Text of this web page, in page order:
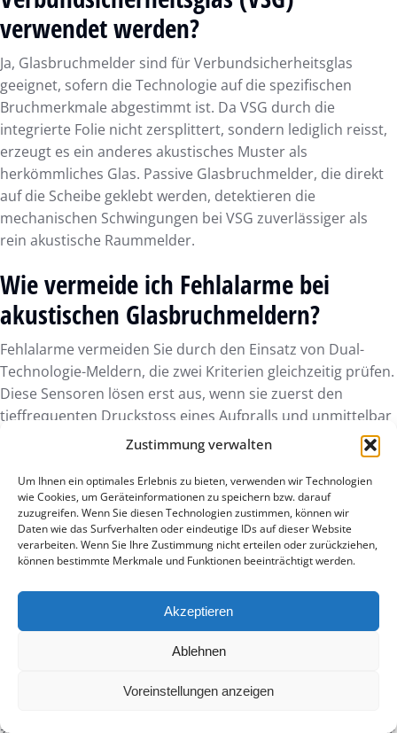
Zustimmung verwalten
Um Ihnen ein optimales Erlebnis zu bieten, verwenden wir Technologien
wie Cookies, um Geräteinformationen zu speichern bzw. darauf
zuzugreifen. Wenn Sie diesen Technologien zustimmen, können wir
Daten wie das Surfverhalten oder eindeutige IDs auf dieser Website
verarbeiten. Wenn Sie Ihre Zustimmung nicht erteilen oder zurückziehen,
können bestimmte Merkmale und Funktionen beeinträchtigt werden.
Akzeptieren
Ablehnen
Voreinstellungen anzeigen
verwendet werden?
Ja, Glasbruchmelder sind für Verbundsicherheitsglas
geeignet, sofern die Technologie auf die spezifischen
Bruchmerkmale abgestimmt ist. Da VSG durch die
integrierte Folie nicht zersplittert, sondern lediglich reisst,
erzeugt es ein anderes akustisches Muster als
herkömmliches Glas. Passive Glasbruchmelder, die direkt
auf die Scheibe geklebt werden, detektieren die
mechanischen Schwingungen bei VSG zuverlässiger als
rein akustische Raummelder.
Wie vermeide ich Fehlalarme bei
akustischen Glasbruchmeldern?
Fehlalarme vermeiden Sie durch den Einsatz von Dual-
Technologie-Meldern, die zwei Kriterien gleichzeitig prüfen.
Diese Sensoren lösen erst aus, wenn sie zuerst den
tieffrequenten Druckstoss eines Aufpralls und unmittelbar
danach das hochfrequente Klirren von brechendem Glas
registrieren. Platzieren Sie die Geräte zudem mindestens 2
Meter entfernt von potenziellen Störquellen wie
Geschirrspülern oder klappernden Vorhängen.
Ist die Installation eines
Glasbruchmelders für die Versicherung
In der Schweiz ist die Installation für private Haushalte
Versicherungsprämie positiv beeinflussen. Schweizer